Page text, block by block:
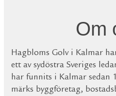
Om
Hagbloms Golv i Kalmar
ett av sydöstra Sveriges
har funnits i Kalmar sedan
märks byggföretag,